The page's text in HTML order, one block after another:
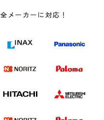
メーカーに対応！